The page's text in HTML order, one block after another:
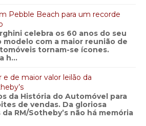
Pebble Beach para um recorde
celebra os 60 anos do seu
modelo com a maior reunião de
tornam-se ícones.
h...
e de maior valor leilão da
da História do Automóvel para
de vendas. Da gloriosa
RM/Sotheby’s não há memória